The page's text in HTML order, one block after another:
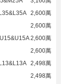
2,600萬
2,600萬
2,600萬
2,600萬
2,498萬
2,498萬